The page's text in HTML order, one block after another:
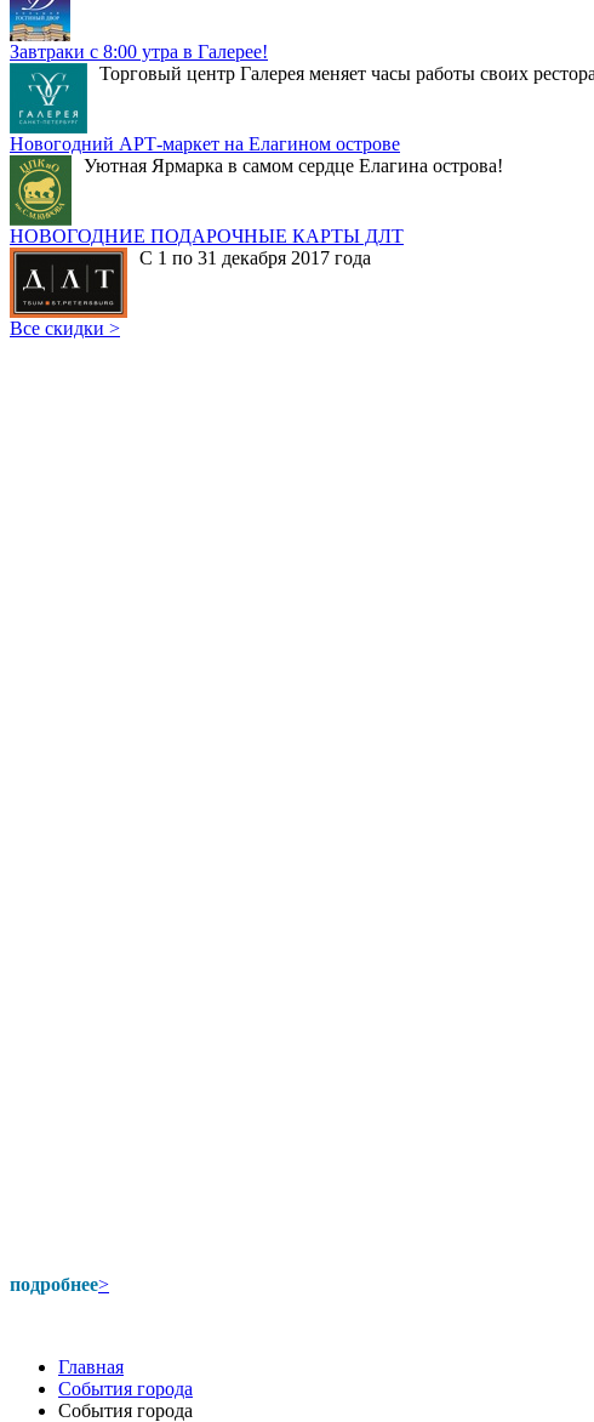
Завтраки с 8:00 утра в Галерее!
Торговый центр Галерея меняет часы работы своих
Новогодний АРТ-маркет на Елагином острове
Уютная Ярмарка в самом сердце Елагина острова!
НОВОГОДНИЕ ПОДАРОЧНЫЕ КАРТЫ ДЛТ
С 1 по 31 декабря 2017 года
Все скидки >
подробнее>
Главная
События города
События города